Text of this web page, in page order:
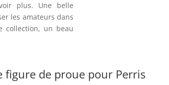
plus. Une belle
les amateurs dans
collection, un beau
figure de proue pour Perris